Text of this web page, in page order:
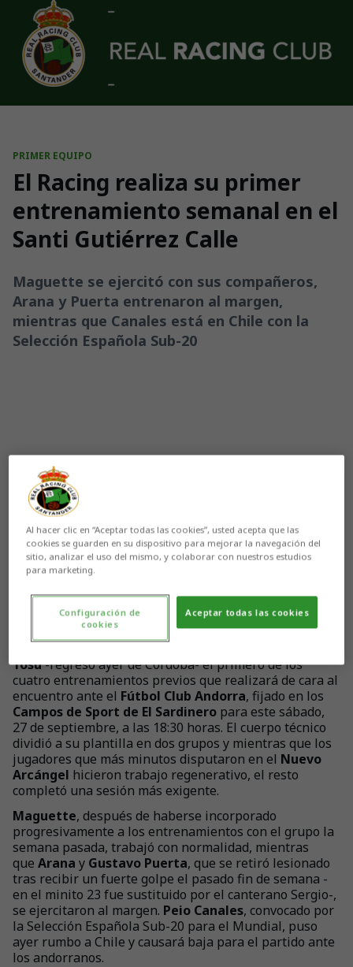
Skip to main content
PRIMER EQUIPO
El Racing realiza su primer
entrenamiento semanal en el
Santi Gutiérrez Calle
Maguette se ejercitó con sus compañeros,
Arana y Puerta entrenaron al margen,
mientras que Canales está en Chile con la
Selección Española Sub-20
Aún no hay reacciones. ¡Sé el primero!
Yosu-regresó ayer de Córdoba- el primero de los
cuatro entrenamientos previos que realizará de cara al
encuentro ante el Fútbol Club Andorra, fijado en los
Campos de Sport de El Sardinero para este sábado,
27 de septiembre, a las 18:30 horas. El cuerpo técnico
dividió a su plantilla en dos grupos y mientras que los
jugadores que más minutos disputaron en el Nuevo
Arcángel hicieron trabajo regenerativo, el resto
completó una sesión más exigente.
Maguette, después de haberse incorporado
progresivamente a los entrenamientos con el grupo la
semana pasada, trabajó con normalidad, mientras
que Arana y Gustavo Puerta, que se retiró lesionado
tras recibir un fuerte golpe el pasado fin de semana -
en el minito 23 fue sustituido por el canterano Sergio-,
se ejercitaron al margen. Peio Canales, convocado por
la Selección Española Sub-20 para el Mundial, puso
ayer rumbo a Chile y causará baja para el partido ante
los andorranos.
Al hacer clic en “Aceptar todas las cookies”, usted acepta que las
cookies se guarden en su dispositivo para mejorar la navegación del
sitio, analizar el uso del mismo, y colaborar con nuestros estudios
para marketing.
Aceptar todas las cookies
Configuración de
cookies